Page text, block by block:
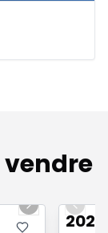
vendre
Next slide